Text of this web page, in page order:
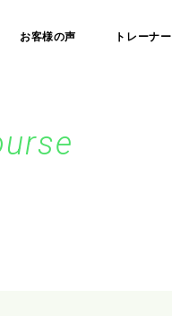
お客様の声 トレーナー